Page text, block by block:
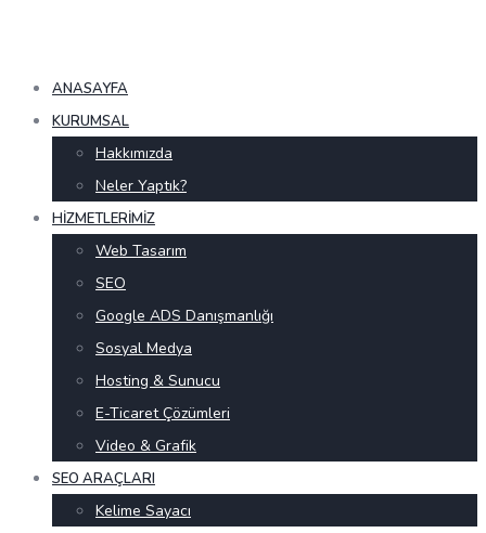
ANASAYFA
KURUMSAL
Hakkımızda
Neler Yaptık?
HIZMETLERIMIZ
Web Tasarım
SEO
Google ADS Danışmanlığı
Sosyal Medya
Hosting & Sunucu
E-Ticaret Çözümleri
Video & Grafik
SEO ARAÇLARI
Kelime Sayacı